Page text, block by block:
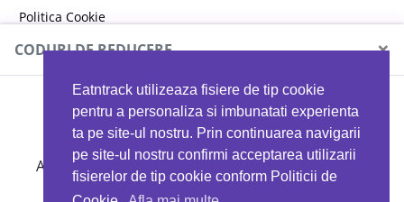
Eatntrack utilizeaza fisiere de tip cookie
pentru a personaliza si imbunatati experienta
ta pe site-ul nostru. Prin continuarea navigarii
pe site-ul nostru confirmi acceptarea utilizarii
fisierelor de tip cookie conform Politicii de
Politica Cookie
Politica de confidențialitate
CODURI DE REDUCERE ×
MYPROTEIN
Ai 40%reducere la orice comandă folosind codul
EATTRACK